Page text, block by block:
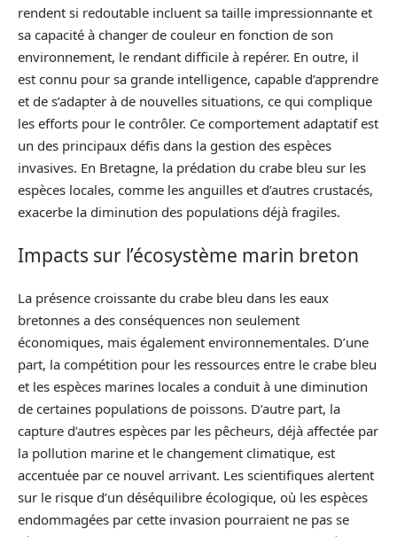
rendent si redoutable incluent sa taille impressionnante et
sa capacité à changer de couleur en fonction de son
environnement, le rendant difficile à repérer. En outre, il
est connu pour sa grande intelligence, capable d’apprendre
et de s’adapter à de nouvelles situations, ce qui complique
les efforts pour le contrôler. Ce comportement adaptatif est
un des principaux défis dans la gestion des espèces
invasives. En Bretagne, la prédation du crabe bleu sur les
espèces locales, comme les anguilles et d’autres crustacés,
exacerbe la diminution des populations déjà fragiles.
Impacts sur l’écosystème marin breton
La présence croissante du crabe bleu dans les eaux
bretonnes a des conséquences non seulement
économiques, mais également environnementales. D’une
part, la compétition pour les ressources entre le crabe bleu
et les espèces marines locales a conduit à une diminution
de certaines populations de poissons. D’autre part, la
capture d’autres espèces par les pêcheurs, déjà affectée par
la pollution marine et le changement climatique, est
accentuée par ce nouvel arrivant. Les scientifiques alertent
sur le risque d’un déséquilibre écologique, où les espèces
endommagées par cette invasion pourraient ne pas se